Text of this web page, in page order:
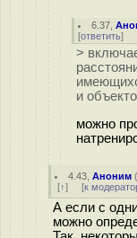
6.37 ,
[ответить]
>
и
можно
4.43 ,Аноним
[↑] [к
А если с
можно